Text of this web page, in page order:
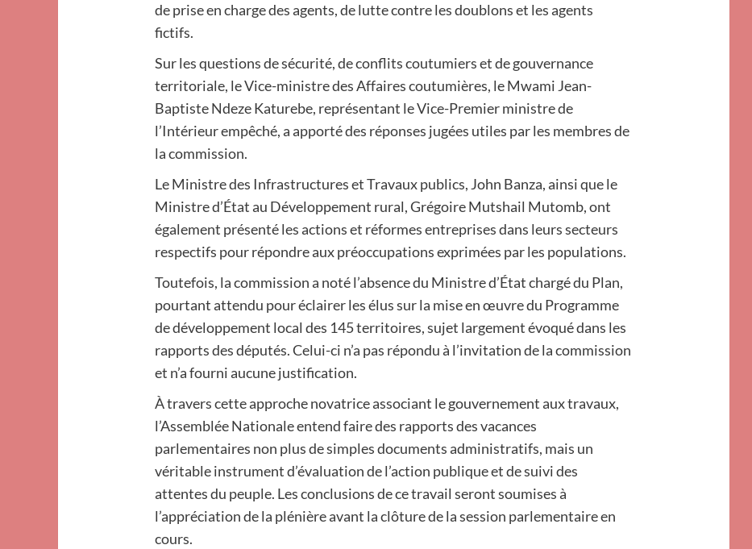
de prise en charge des agents, de lutte contre les doublons et les agents
fictifs.
Sur les questions de sécurité, de conflits coutumiers et de gouvernance
territoriale, le Vice-ministre des Affaires coutumières, le Mwami Jean-
Baptiste Ndeze Katurebe, représentant le Vice-Premier ministre de
l’Intérieur empêché, a apporté des réponses jugées utiles par les membres de
la commission.
Le Ministre des Infrastructures et Travaux publics, John Banza, ainsi que le
Ministre d’État au Développement rural, Grégoire Mutshail Mutomb, ont
également présenté les actions et réformes entreprises dans leurs secteurs
respectifs pour répondre aux préoccupations exprimées par les populations.
Toutefois, la commission a noté l’absence du Ministre d’État chargé du Plan,
pourtant attendu pour éclairer les élus sur la mise en œuvre du Programme
de développement local des 145 territoires, sujet largement évoqué dans les
rapports des députés. Celui-ci n’a pas répondu à l’invitation de la commission
et n’a fourni aucune justification.
À travers cette approche novatrice associant le gouvernement aux travaux,
l’Assemblée Nationale entend faire des rapports des vacances
parlementaires non plus de simples documents administratifs, mais un
véritable instrument d’évaluation de l’action publique et de suivi des
attentes du peuple. Les conclusions de ce travail seront soumises à
l’appréciation de la plénière avant la clôture de la session parlementaire en
cours.